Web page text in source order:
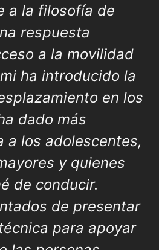
a la filosofía de
respuesta
a la movilidad
ha introducido la
en los
dado más
a los adolescentes,
y quienes
de conducir.
de presentar
para apoyar